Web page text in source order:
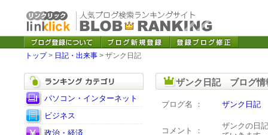
トップ> 日記・出来事 > ザンク日記
パソコン・インターネット
ビジネス
政治・経済
ザンク日記 ブログ情
ブログ名 ： ザンク日記
コメント ：
ザンクの日